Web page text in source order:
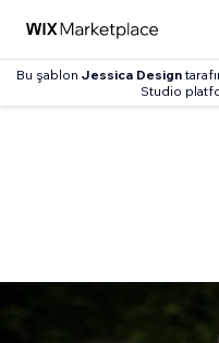
Bu şablon Jessica Design
Studio